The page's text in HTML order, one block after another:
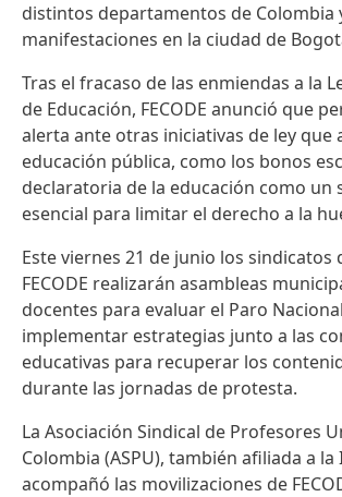
distintos departamentos de Colombia
manifestaciones en la ciudad de
Tras el fracaso de las enmiendas a la
de Educación, FECODE anunció que
alerta ante otras iniciativas de ley que
educación pública, como los bonos
declaratoria de la educación como un
esencial para limitar el derecho a la
Este viernes 21 de junio los sindicatos
FECODE realizarán asambleas
docentes para evaluar el Paro
implementar estrategias junto a las
educativas para recuperar los
durante las jornadas de protesta.
La Asociación Sindical de Profesores
Colombia (ASPU), también afiliada a la
acompañó las movilizaciones de